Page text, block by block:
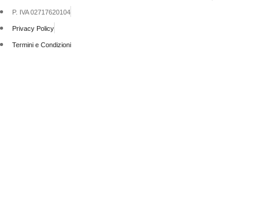
P. IVA 02717620104
Privacy Policy
Termini e Condizioni